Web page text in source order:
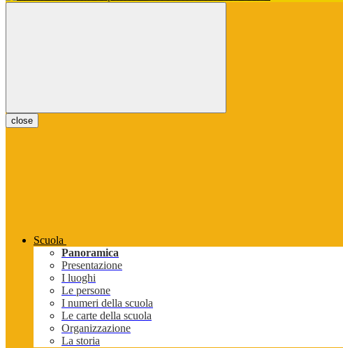
close
Scuola
Panoramica
Presentazione
I luoghi
Le persone
I numeri della scuola
Le carte della scuola
Organizzazione
La storia